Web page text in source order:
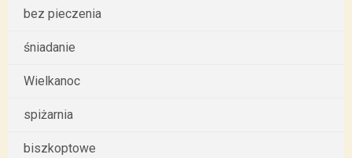
bez pieczenia
śniadanie
Wielkanoc
spiżarnia
biszkoptowe